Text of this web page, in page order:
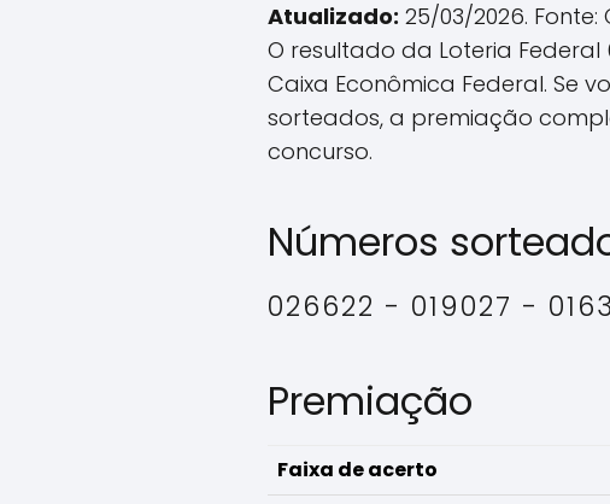
Atualizado: 25/03/2026.
O resultado da Loteria
Caixa Econômica Federal. Se
sorteados, a premiação
concurso.
Números
026622 - 019027 -
Premiação
Faixa de acerto